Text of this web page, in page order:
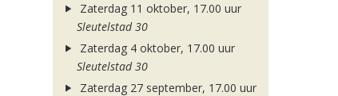
Zaterdag 11 oktober, 17.00 uur
Sleutelstad 30
Zaterdag 4 oktober, 17.00 uur
Sleutelstad 30
Zaterdag 27 september, 17.00 uur